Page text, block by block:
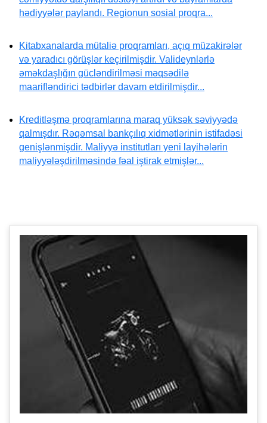
hədiyyələr paylandı. Regionun sosial proqra...
Kitabxanalarda mütaliə proqramları, açıq müzakirələr
və yaradıcı görüşlər keçirilmişdir. Valideynlərlə
əməkdaşlığın gücləndirilməsi məqsədilə
maarifləndirici tədbirlər davam etdirilmişdir...
Kreditləşmə proqramlarına maraq yüksək səviyyədə
qalmışdır. Rəqəmsal bankçılıq xidmətlərinin istifadəsi
genişlənmişdir. Maliyyə institutları yeni layihələrin
maliyyələşdirilməsində fəal iştirak etmişlər...